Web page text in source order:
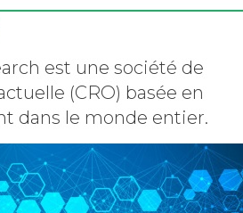
est une société de
(CRO) basée en
dans le monde entier.